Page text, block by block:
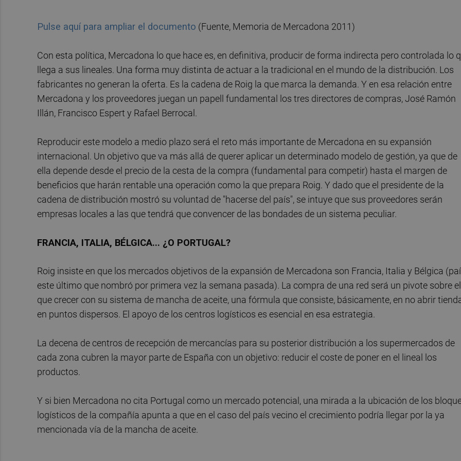
Pulse aquí para ampliar el documento (Fuente, Memoria de Mercadona 2011)
Con esta política, Mercadona lo que hace es, en definitiva, producir de forma indirecta pero controlada lo
llega a sus lineales. Una forma muy distinta de actuar a la tradicional en el mundo de la distribución. Los
fabricantes no generan la oferta. Es la cadena de Roig la que marca la demanda. Y en esa relación entre
Mercadona y los proveedores juegan un papell fundamental los tres directores de compras, José Ramón
Illán, Francisco Espert y Rafael Berrocal.
Reproducir este modelo a medio plazo será el reto más importante de Mercadona en su expansión
internacional. Un objetivo que va más allá de querer aplicar un determinado modelo de gestión, ya que de
ella depende desde el precio de la cesta de la compra (fundamental para competir) hasta el margen de
beneficios que harán rentable una operación como la que prepara Roig. Y dado que el presidente de la
cadena de distribución mostró su voluntad de "hacerse del país", se intuye que sus proveedores serán
empresas locales a las que tendrá que convencer de las bondades de un sistema peculiar.
FRANCIA, ITALIA, BÉLGICA... ¿O PORTUGAL?
Roig insiste en que los mercados objetivos de la expansión de Mercadona son Francia, Italia y Bélgica
este último que nombró por primera vez la semana pasada). La compra de una red será un pivote sobre el
que crecer con su sistema de mancha de aceite, una fórmula que consiste, básicamente, en no abrir
en puntos dispersos. El apoyo de los centros logísticos es esencial en esa estrategia.
La decena de centros de recepción de mercancías para su posterior distribución a los supermercados de
cada zona cubren la mayor parte de España con un objetivo: reducir el coste de poner en el lineal los
productos.
Y si bien Mercadona no cita Portugal como un mercado potencial, una mirada a la ubicación de los
logísticos de la compañía apunta a que en el caso del país vecino el crecimiento podría llegar por la ya
mencionada vía de la mancha de aceite.